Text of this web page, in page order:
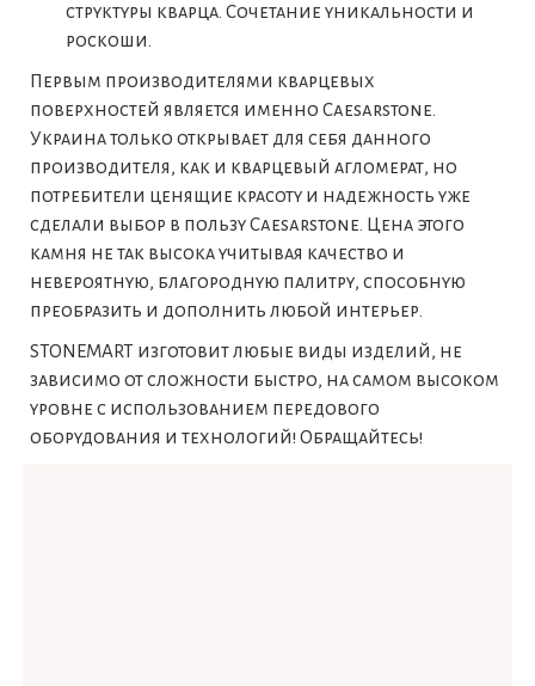
структуры кварца. Сочетание уникальности и
роскоши.
Первым производителями кварцевых
поверхностей является именно Caesarstone.
Украина только открывает для себя данного
производителя, как и кварцевый агломерат, но
потребители ценящие красоту и надежность уже
сделали выбор в пользу Caesarstone. Цена этого
камня не так высока учитывая качество и
невероятную, благородную палитру, способную
преобразить и дополнить любой интерьер.
STONEMART изготовит любые виды изделий, не
зависимо от сложности быстро, на самом высоком
уровне с использованием передового
оборудования и технологий! Обращайтесь!